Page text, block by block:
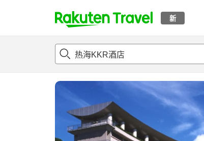
新
t
p
a
e
概况 客房及住宿套餐评论